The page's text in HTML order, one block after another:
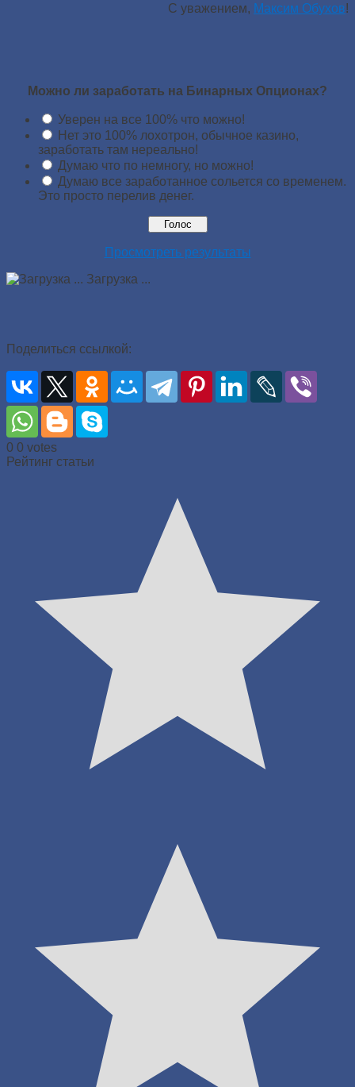
С уважением, Максим Обухов!
Можно ли заработать на Бинарных Опционах?
Уверен на все 100% что можно!
Нет это 100% лохотрон, обычное казино,
заработать там нереально!
Думаю что по немногу, но можно!
Думаю все заработанное сольется со временем.
Это просто перелив денег.
Просмотреть результаты
Загрузка ...
Поделиться ссылкой:
0 0 votes
Рейтинг статьи